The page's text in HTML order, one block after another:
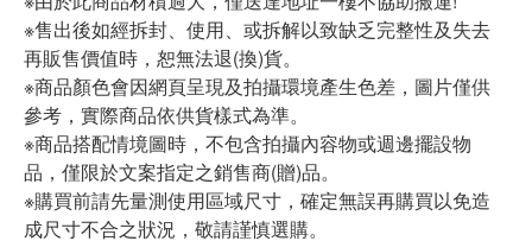
※售出後如經拆封、使用、或拆解以致缺乏完整性及失去
再販售價值時，恕無法退(換)貨。
※商品顏色會因網頁呈現及拍攝環境產生色差，圖片僅供
參考，實際商品依供貨樣式為準。
※商品搭配情境圖時，不包含拍攝內容物或週邊擺設物
品，僅限於文案指定之銷售商(贈)品。
※購買前請先量測使用區域尺寸，確定無誤再購買以免造
成尺寸不合之狀況，敬請謹慎選購。